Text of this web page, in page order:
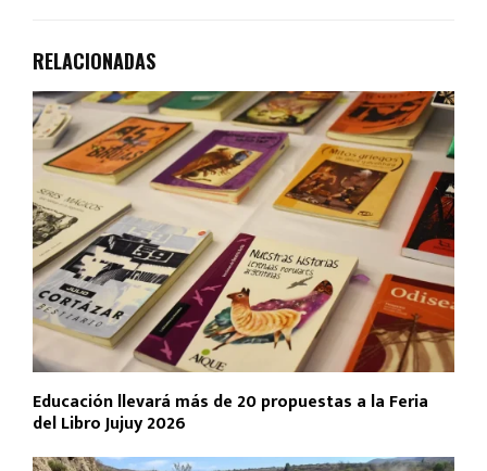
RELACIONADAS
Educación llevará más de 20 propuestas a la Feria
del Libro Jujuy 2026